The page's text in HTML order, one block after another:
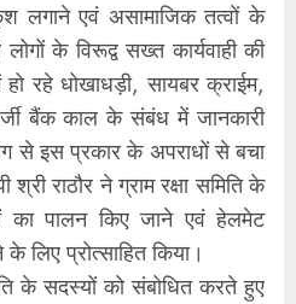
एवं असामाजिक तत्वों के
के विरूद्व सख्त कार्यवाही की
रहे धोखाधड़ी, सायबर क्राईम,
बैंक काल के संबंध में जानकारी
से इस प्रकार के अपराधों से बचा
राठौर ने ग्राम रक्षा समिति के
का पालन किए जाने एवं हेलमेट
लिए प्रोत्साहित किया।
को संबोधित करते हुए